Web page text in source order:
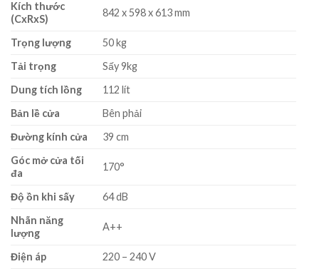
Kích thước
(CxRxS)
842 x 598 x 613 mm
Trọng lượng
50 kg
Tải trọng
Sấy 9kg
Dung tích lồng
112 lít
Bản lề cửa
Bên phải
Đường kính cửa
39 cm
Góc mở cửa tối
đa
170°
Độ ồn khi sấy
64 dB
Nhãn năng
lượng
A++
Điện áp
220 – 240 V